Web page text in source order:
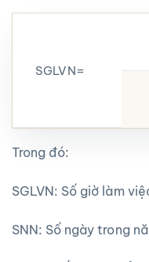
SGLVN=
Trong đó:
SGLVN: Số giờ làm
SNN: Số ngày trong